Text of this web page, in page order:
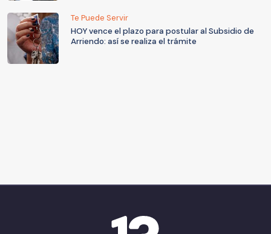
Te Puede Servir
HOY vence el plazo para postular al Subsidio de
Arriendo: así se realiza el trámite